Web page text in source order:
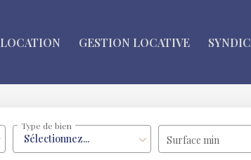
LOCATION GESTION LOCATIVE SYNDIC
Sélectionnez...
Type de bien
Surface min